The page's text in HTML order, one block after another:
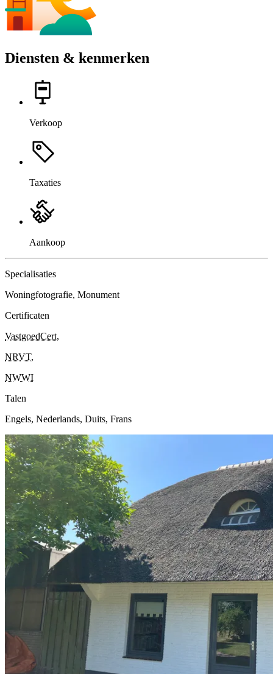
Diensten & kenmerken
Verkoop
Taxaties
Aankoop
Specialisaties
Woningfotografie, Monument
Certificaten
VastgoedCert,
NRVT,
NWWI
Talen
Engels, Nederlands, Duits, Frans